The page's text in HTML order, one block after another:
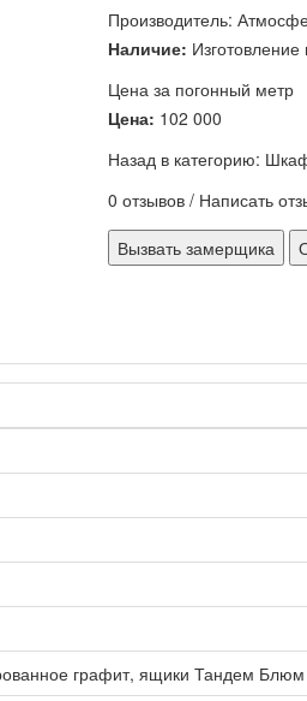
Производитель:
Наличие: Изготовление
Цена за погонный метр
Цена: 102 000
Назад в категорию:
0 отзывов / Написать
Вызвать замерщика
графит, ящики Тандем Блюм